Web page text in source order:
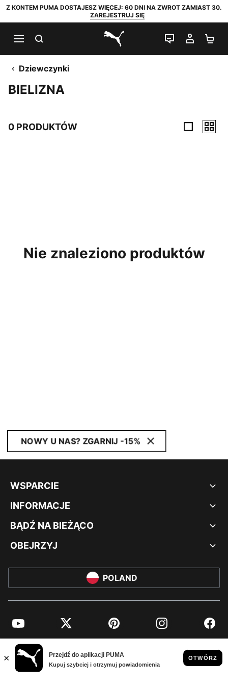
Z KONTEM PUMA DOSTAJESZ WIĘCEJ: 60 DNI NA ZWROT ZAMIAST 30.
ZAREJESTRUJ SIĘ
PUMA.com
CZAT NA
MOJE
Dziewczynki
BIELIZNA
0 PRODUKTÓW
Nie znaleziono produktów
NOWY U NAS? ZGARNIJ -15%
WSPARCIE
INFORMACJE
BĄDŹ NA BIEŻĄCO
OBEJRZYJ
POLAND
YouTube Twitter Pinterest Instagram
© PUMA EUROPE GMBH, 2026. WSZYSTKIE PRAWA ZASTRZEŻONE
NADRUK FIRMOWY I DANE PRAWNE